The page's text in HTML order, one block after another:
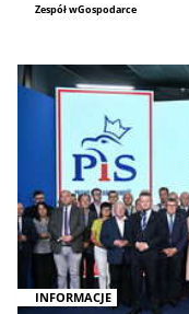
Zespół wGospodarce
INFORMACJE